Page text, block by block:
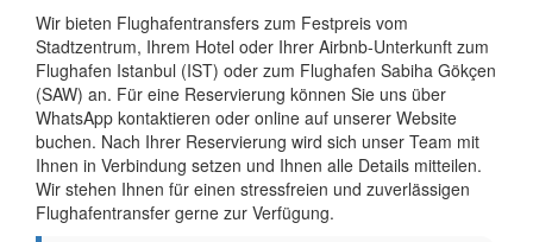
Wir bieten Flughafentransfers zum Festpreis vom
Stadtzentrum, Ihrem Hotel oder Ihrer Airbnb-Unterkunft zum
Flughafen Istanbul (IST) oder zum Flughafen Sabiha Gökçen
(SAW) an. Für eine Reservierung können Sie uns über
WhatsApp kontaktieren oder online auf unserer Website
buchen. Nach Ihrer Reservierung wird sich unser Team mit
Ihnen in Verbindung setzen und Ihnen alle Details mitteilen.
Wir stehen Ihnen für einen stressfreien und zuverlässigen
Flughafentransfer gerne zur Verfügung.